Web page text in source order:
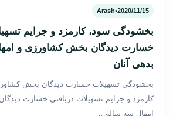
2020/11/15
•
Arash
بخشودگی سود، کارمزد و جرایم
خسارت دیدگان بخش کشاورزی و
بدهی آنان
بخشودگی تسهیلات خسارت دیدگان بخش
کارمزد و جرایم تسهیلات دریافتی خسارت
امهال سه ساله…